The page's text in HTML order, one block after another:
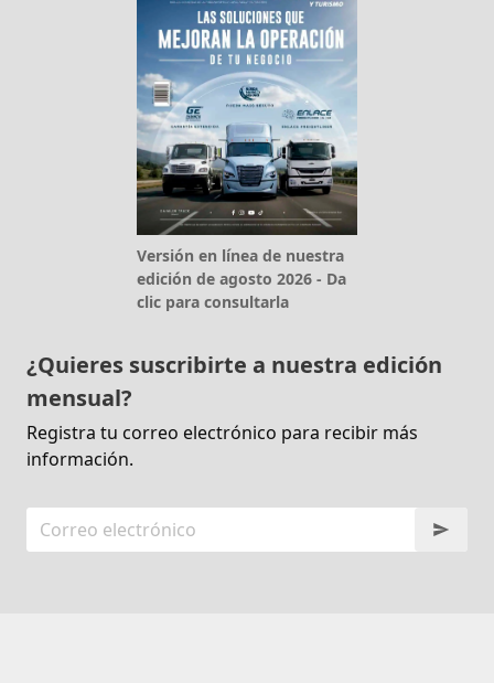
Versión en línea de nuestra
edición de agosto 2026 - Da
clic para consultarla
¿Quieres suscribirte a nuestra edición
mensual?
Registra tu correo electrónico para recibir más
información.